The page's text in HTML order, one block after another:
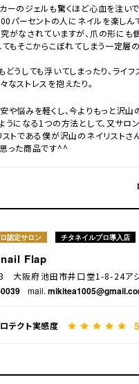
ーのジェルも驚くほど心血を注い
パーセントの人にネイルを楽し
がなされていますが、爪の形にも
てもそこからこぼれてしまう一定層
どうしても浮いてしまったり、ライ
なストレスを抱えたり。
や悩みを軽くし、今よりもっと沢
うになる1つの方法として、又サロ
ストである僕が沢山のネイリスト
った商品です^^
認定サロン チタネイルプロ導入店
Flap
大阪府池田市井口堂1-8-24ア
mail.
テクト実感度 5